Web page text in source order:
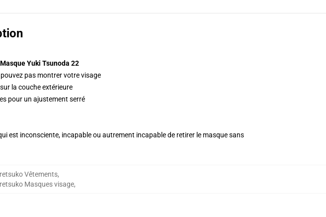
Yuki Tsunoda 22
pas montrer votre visage
la couche extérieure
pour un ajustement serré
est inconsciente, incapable ou autrement incapable de retirer le masque sans
Vêtements,
Masques visage,